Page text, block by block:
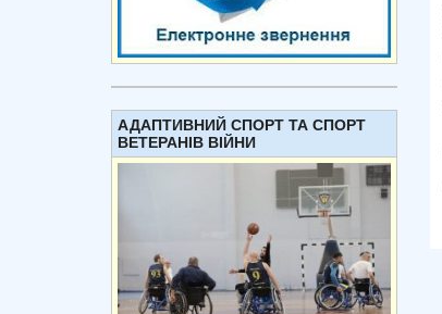
АДАПТИВНИЙ СПОРТ ТА СПОРТ
ВЕТЕРАНІВ ВІЙНИ